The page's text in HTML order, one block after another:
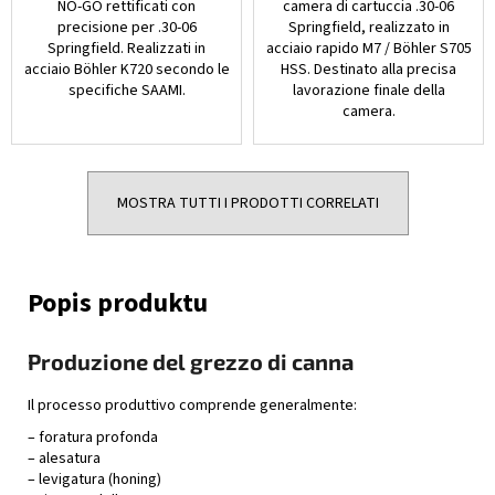
NO-GO rettificati con
precisione per .30-06
Springfield. Realizzati in
acciaio Böhler K720 secondo le
specifiche SAAMI.
camera di cartuccia .30-06
Springfield, realizzato in
acciaio rapido M7 / Böhler S705
HSS. Destinato alla precisa
lavorazione finale della
camera.
MOSTRA TUTTI I PRODOTTI CORRELATI
Produzione del grezzo di canna
Il processo produttivo comprende generalmente:
– foratura profonda
– alesatura
– levigatura (honing)